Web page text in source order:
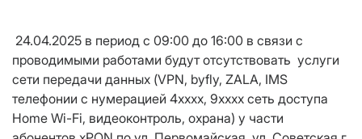
24.04.2025 в период с 09:00 до 16:00 в связи с
проводимыми работами будут отсутствовать услуги
сети передачи данных (VPN, byfly, ZALA, IMS
телефонии с нумерацией 4хххх, 9хххх сеть доступа
Home Wi-Fi, видеоконтроль, охрана) у части